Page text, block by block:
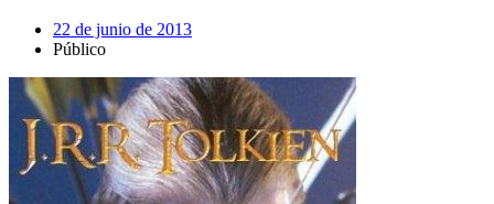
22 de junio de 2013
Público